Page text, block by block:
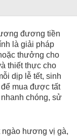
đương tiền
là giải pháp
thưởng cho
thiết thực cho
dịp lễ tết, sinh
mua được tất
chóng, sử
ngào hương vị gà,